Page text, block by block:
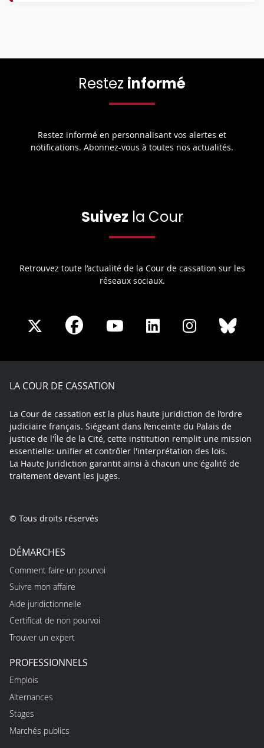
Restez informé
Restez informé en personnalisant vos alertes et
notifications. Abonnez-vous à toutes nos actualités.
Suivez la Cour
Retrouvez toute l’actualité de la Cour de cassation sur les
réseaux sociaux.
Share
X
Share
Facebook
Share
Youtube
Share
LinkedIn
Share
Instagram
LA COUR DE CASSATION
La Cour de cassation est la plus haute juridiction de l’ordre
judiciaire français. Siégeant dans l’enceinte du Palais de
justice de l'Île de la Cité, cette institution remplit une mission
essentielle: unifier et contrôler l'interprétation des lois.
La Haute Juridiction garantit ainsi à chacun une égalité de
traitement devant les juges.
© Tous droits réservés
DÉMARCHES
Comment faire un pourvoi
Suivre mon affaire
Aide juridictionnelle
Certificat de non pourvoi
Trouver un expert
PROFESSIONNELS
Emplois
Alternances
Stages
Marchés publics